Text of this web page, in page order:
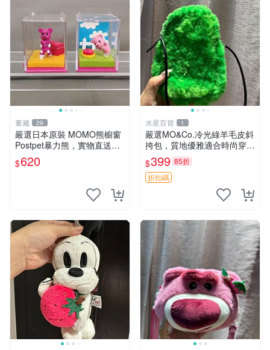
董藏 29
嚴選日本原裝 MOMO熊櫥窗
Postpet暴力熊，實物直送新
臺灣。MOMO熊 暴力熊 熊貓
櫥窗
$620
水星百貨 1
嚴選MO&Co.冷光綠羊毛皮斜
挎包，質地優雅適合時尚穿搭
冷光綠 皮包 斜挎包
$399 85折
折扣碼